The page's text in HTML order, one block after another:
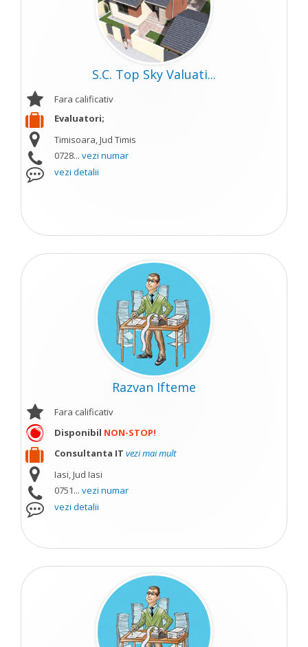
S.C. Top Sky Valuati...
Fara calificativ
Evaluatori;
Timisoara, Jud Timis
0728... vezi numar
vezi detalii
Razvan Ifteme
Fara calificativ
Disponibil NON-STOP!
Consultanta IT vezi mai mult
Iasi, Jud Iasi
0751... vezi numar
vezi detalii